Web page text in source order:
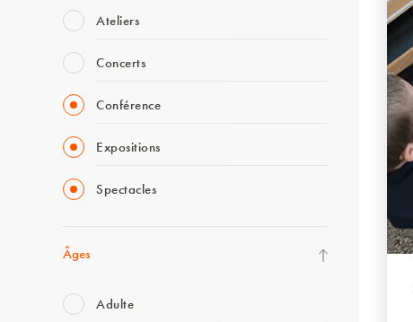
Ateliers
Concerts
Conférence
Expositions
Spectacles
Âges
Adulte